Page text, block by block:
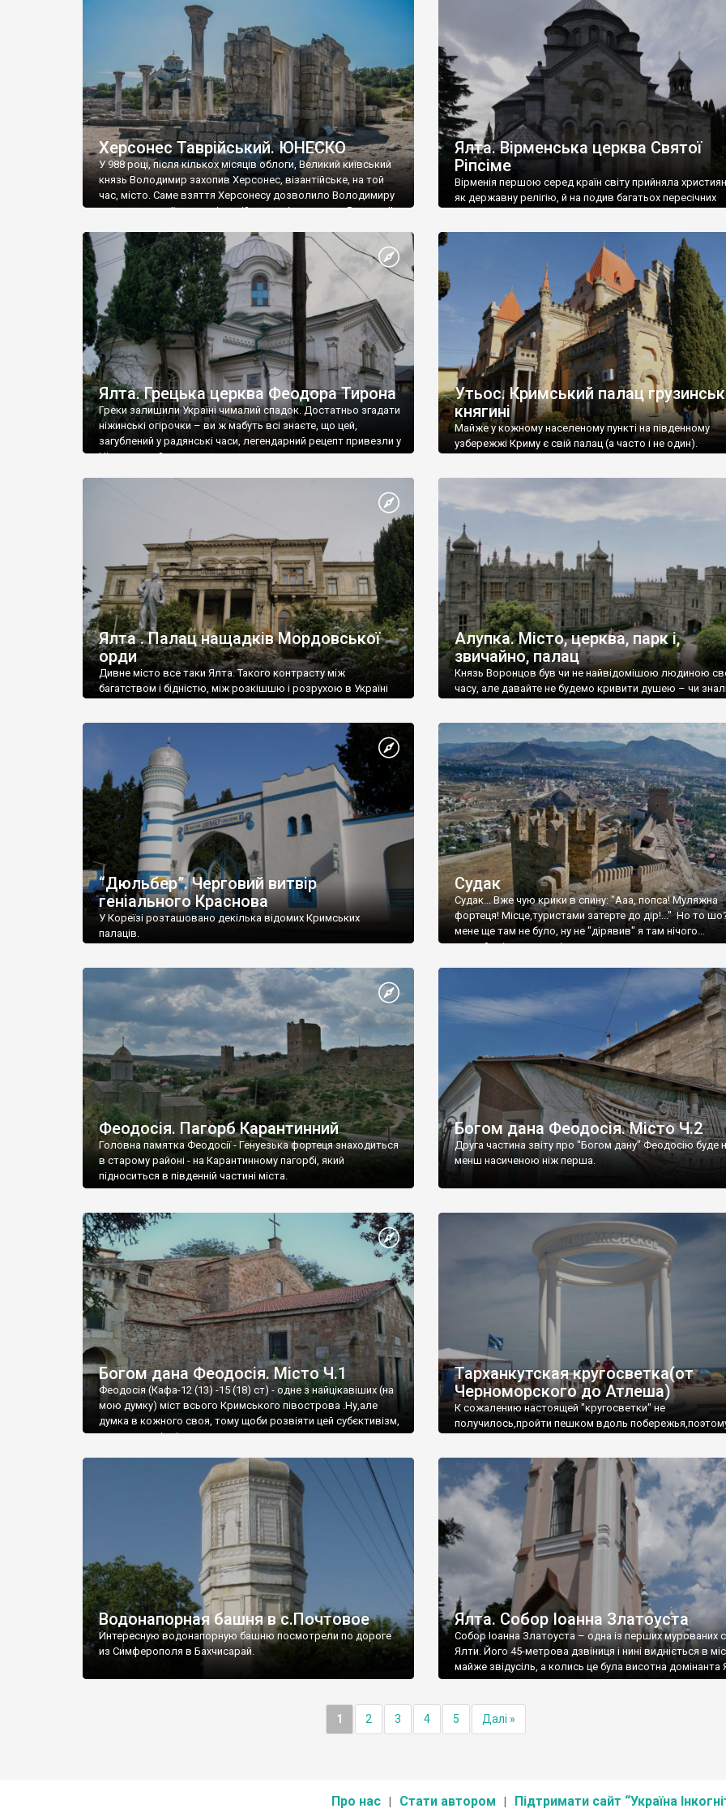
візантійської доби. Раритети викрадені з фондів об’єкту
культурної спадщини ЮНЕСКО «Херсонеса Таврійського».
Офіційно – на виставку «Золото Візантії», але експерти та
влада в Україні вважають це лише […]
називаються «повстяками» (postaki)…” “Вино. Крим
виробляє відмінне вино і його вдосталь: воно все
легке біле і дуже […]
Херсонес Таврійський. ЮНЕСКО
У 988 році, після кількох місяців облоги, Великий київський
князь Володимир захопив Херсонес, візантійське, на той
час, місто. Саме взяття Херсонесу дозволило Володимиру
диктувати свої умови візантійському імператору Василю ІІ,
Херсонесі Володимир-язичник, став Василем-
християнином. А потім було Хрещення Русі. На честь
Херсонесу Таврійського названо місто […]
Ялта. Вірменська церква Святої
Ріпсіме
Вірменія першою серед країн світу прийняла
як державну релігію, й на подив багатьох пересічних
Ялта. Грецька церква Феодора Тирона
Греки залишили Україні чималий спадок. Достатньо згадати
ніжинські огірочки – ви ж мабуть всі знаєте, що цей,
загублений у радянські часи, легендарний рецепт привезли у
Ніжин греки?
Утьос. Кримський палац
княгині
Майже у кожному населеному пункті на південному
узбережжі Криму є свій палац (а часто і не один).
Ялта . Палац нащадків Мордовської
орди
Дивне місто все таки Ялта. Такого контрасту між
багатством і бідністю, між розкішшю і розрухою в Україні
Алупка. Місто, церква, парк і,
звичайно, палац
Князь Воронцов був чи не найвідомішою людиною
часу, але давайте не будемо кривити душею – чи
“Дюльбер”. Черговий витвір
геніального Краснова
У Кореїзі розташовано декілька відомих Кримських
палаців.
Судак
Судак... Вже чую крики в спину: "Ааа, попса! Муляжна
фортеця! Місце,туристами затерте до дір!..." Но то
мене ще там не було, ну не "дірявив" я там нічого...
принаймні до цього літа.
Феодосія. Пагорб Карантинний
Головна памятка Феодосії - Генуезька фортеця знаходиться
в старому районі - на Карантинному пагорбі, який
підноситься в південній частині міста.
Богом дана Феодосія. Місто Ч.2
Друга частина звіту про "Богом дану" Феодосію буде
менш насиченою ніж перша.
Богом дана Феодосія. Місто Ч.1
Феодосія (Кафа-12 (13) -15 (18) ст) - одне з найцікавіших (на
мою думку) міст всього Кримського півострова .Ну,але
думка в кожного своя, тому щоби розвіяти цей субєктивізм,
запрошую відвідати це
Тарханкутская кругосветка(от
Черноморского до Атлеша)
К сожалению настоящей "кругосветки" не
получилось,пройти пешком вдоль
Водонапорная башня в с.Почтовое
Интересную водонапорную башню посмотрели по дороге
из Симферополя в Бахчисарай.
Ялта. Собор Іоанна Златоуста
Собор Іоанна Златоуста – одна із перших мурованих
Ялти. Його 45-метрова дзвіниця і нині видніється в
майже звідусіль, а колись це була висотна домінанта
1 2 3 4 5 Далі »
Про нас Стати автором Підтримати сайт “Україна